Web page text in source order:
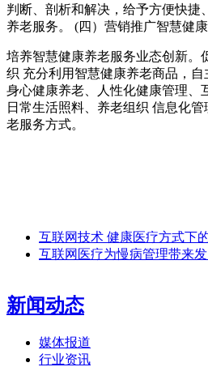
判断、剖析和解决，给予方便快捷
养老服务。 (四）营销推广智慧健
培养智慧健康养老服务业态创新。
织 充分利用智慧健康养老商品，
身心健康养老、人性化健康管理、
日常生活照料、养老组织 信息化
老服务方式。
互联网技术 健康医疗方式下
互联网医疗为慢病管理带来
新闻动态
媒体报道
行业资讯